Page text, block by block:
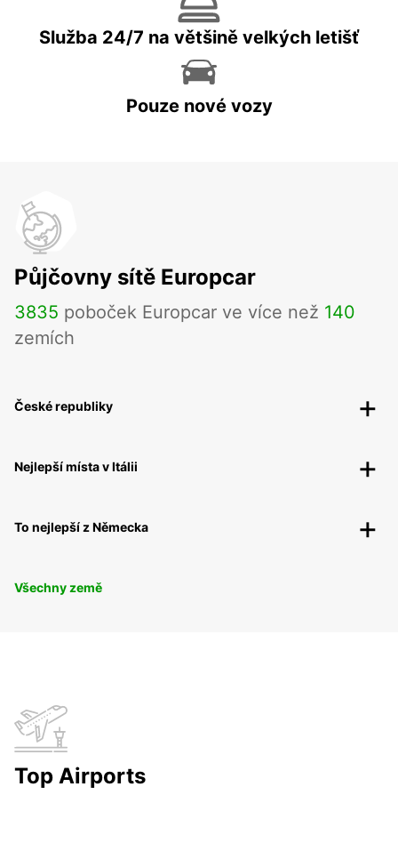
Služba 24/7 na většině velkých letišť
Pouze nové vozy
Půjčovny sítě Europcar
3835 poboček Europcar ve více než 140
zemích
České republiky
Nejlepší místa v Itálii
To nejlepší z Německa
Všechny země
Top Airports